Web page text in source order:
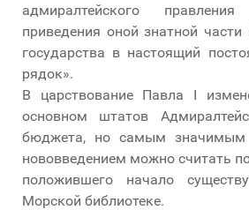
адмиралтейского
приведения оной знатной
государства в настоящий
рядок».
В царствование Павла I
основном штатов
бюджета, но самым
нововведением можно считать
положившего начало
Морской библиотеке.